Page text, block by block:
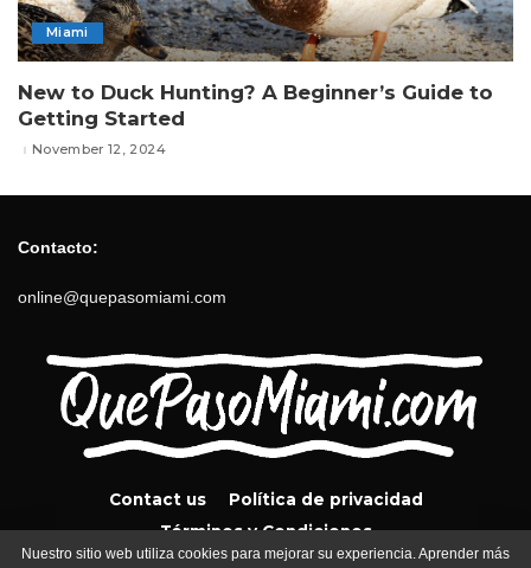
Miami
New to Duck Hunting? A Beginner’s Guide to
Getting Started
November 12, 2024
Contacto:
online@quepasomiami.com
Contact us
Política de privacidad
Términos y Condiciones
Nuestro sitio web utiliza cookies para mejorar su experiencia. Aprender más